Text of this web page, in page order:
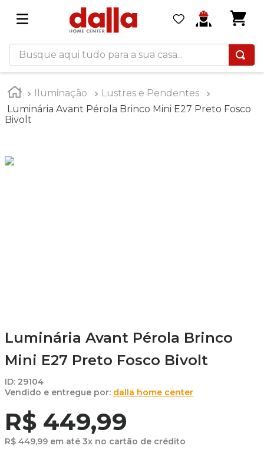
Busque aqui tudo para a sua casa...
Iluminação
Lustres e Pendentes
Luminária Avant Pérola Brinco Mini E27 Preto Fosco
Bivolt
Luminária Avant Pérola Brinco
Mini E27 Preto Fosco Bivolt
ID: 29104
dalla home center
R$ 449,99
R$ 449,99 em até 3x no cartão de crédito